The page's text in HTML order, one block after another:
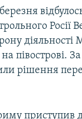
Росії
діяльності
півострові.
рішення
приступив